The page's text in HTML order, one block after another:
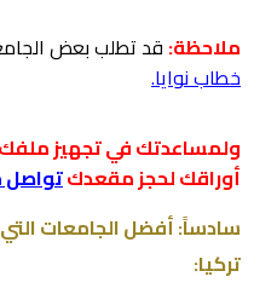
ملاحظة:قد تطلب بعض
خطاب نوايا.
ولمساعدتك في تجهيز
أوراقك لحجز مقعدكتواصل
سادساً: أفضل الجامعات
تركيا: